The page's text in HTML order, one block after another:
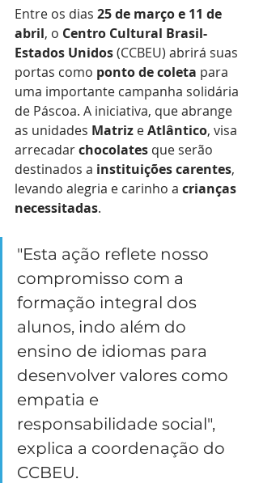
Entre os dias 25 de março e 11 de
abril, o Centro Cultural Brasil-
Estados Unidos (CCBEU) abrirá suas
portas como ponto de coleta para
uma importante campanha solidária
de Páscoa. A iniciativa, que abrange
as unidades Matriz e Atlântico, visa
arrecadar chocolates que serão
destinados a instituições carentes,
levando alegria e carinho a crianças
necessitadas.
"Esta ação reflete nosso
compromisso com a
formação integral dos
alunos, indo além do
ensino de idiomas para
desenvolver valores como
empatia e
responsabilidade social",
explica a coordenação do
CCBEU.